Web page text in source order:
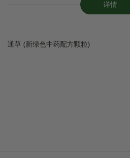
详情
通草 (新绿色中药配方颗粒)